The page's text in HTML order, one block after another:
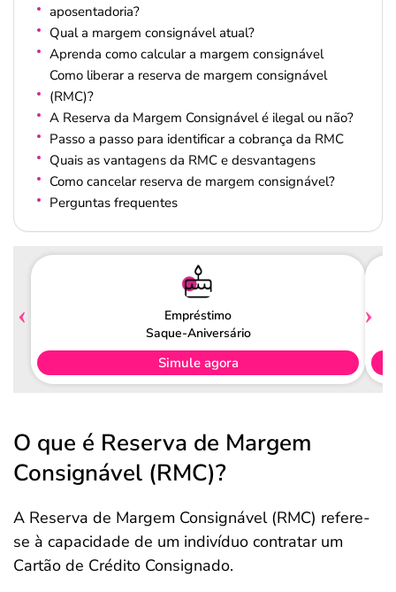
aposentadoria?
Qual a margem consignável atual?
Aprenda como calcular a margem consignável
Como liberar a reserva de margem consignável
(RMC)?
A Reserva da Margem Consignável é ilegal ou não?
Passo a passo para identificar a cobrança da RMC
Quais as vantagens da RMC e desvantagens
Como cancelar reserva de margem consignável?
Perguntas frequentes
Empréstimo
Saque-Aniversário
Simule agora
O que é Reserva de Margem
Consignável (RMC)?
A Reserva de Margem Consignável (RMC) refere-
se à capacidade de um indivíduo contratar um
Cartão de Crédito Consignado.